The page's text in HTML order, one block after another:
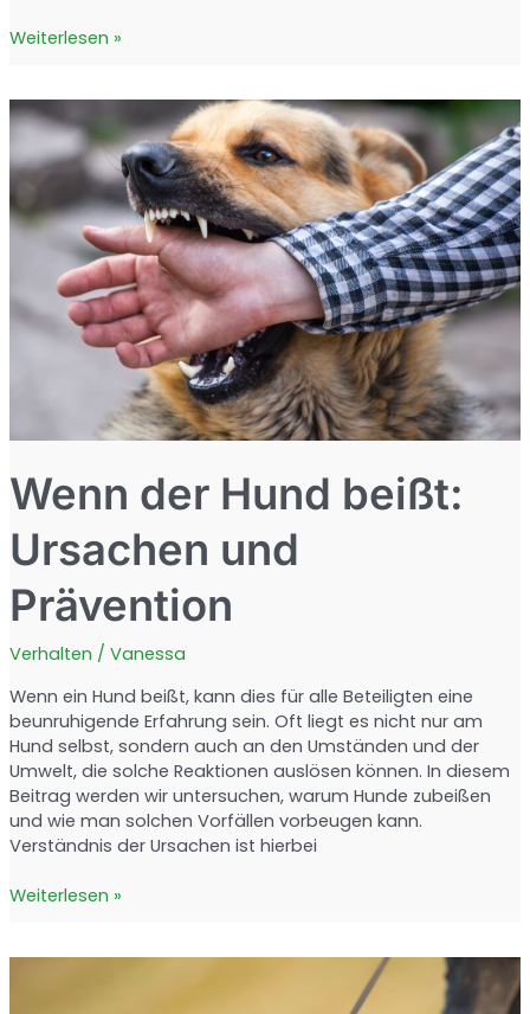
Hunde-
lustigsten
Geschichten
für
Tierfreunde
Weiterlesen »
Wenn der Hund beißt:
Ursachen und
Prävention
Verhalten / Vanessa
Wenn ein Hund beißt, kann dies für alle Beteiligten eine
beunruhigende Erfahrung sein. Oft liegt es nicht nur am
Hund selbst, sondern auch an den Umständen und der
Umwelt, die solche Reaktionen auslösen können. In diesem
Beitrag werden wir untersuchen, warum Hunde zubeißen
und wie man solchen Vorfällen vorbeugen kann.
Verständnis der Ursachen ist hierbei
Wenn
Weiterlesen »